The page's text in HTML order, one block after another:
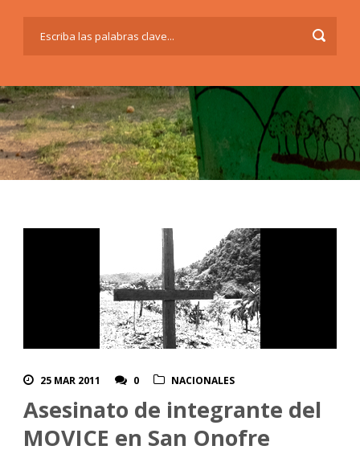
25 MAR 2011 0 NACIONALES
Asesinato de integrante del
MOVICE en San Onofre